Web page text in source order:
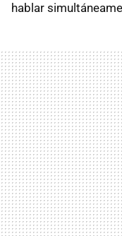
hablar